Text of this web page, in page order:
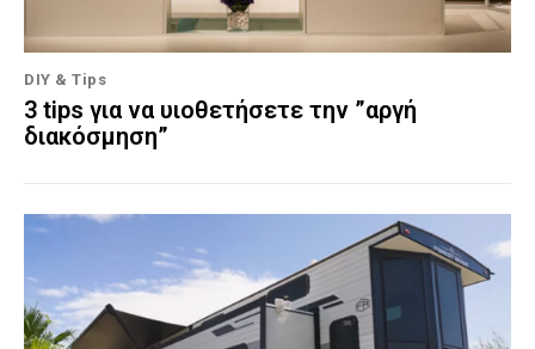
DIY & Tips
3 tips για να υιοθετήσετε την ”αργή
διακόσμηση”